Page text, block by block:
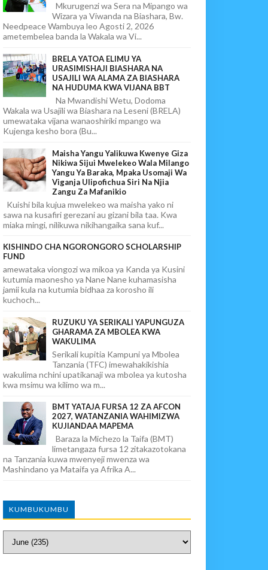
Mkurugenzi wa Sera na Mipango wa
Wizara ya Viwanda na Biashara, Bw.
Needpeace Wambuya leo Agosti 2, 2026
ametembelea banda la Wakala wa Vi...
BRELA YATOA ELIMU YA
URASIMISHAJI BIASHARA NA
USAJILI WA ALAMA ZA BIASHARA
NA HUDUMA KWA VIJANA BBT
Na Mwandishi Wetu, Dodoma
Wakala wa Usajili wa Biashara na Leseni (BRELA)
umewataka vijana wanaoshiriki mpango wa
Kujenga kesho bora (Bu...
Maisha Yangu Yalikuwa Kwenye Giza
Nikiwa Sijui Mwelekeo Wala Milango
Yangu Ya Baraka, Mpaka Usomaji Wa
Viganja Ulipofichua Siri Na Njia
Zangu Za Mafanikio
Kuishi bila kujua mwelekeo wa maisha yako ni
sawa na kusafiri gerezani au gizani bila taa. Kwa
miaka mingi, nilikuwa nikihangaika sana kuf...
KISHINDO CHA NGORONGORO SCHOLARSHIP
FUND
amewataka viongozi wa mikoa ya Kanda ya Kusini
kutumia maonesho ya Nane Nane kuhamasisha
jamii kula na kutumia bidhaa za korosho ili
kuchoch...
RUZUKU YA SERIKALI YAPUNGUZA
GHARAMA ZA MBOLEA KWA
WAKULIMA
Serikali kupitia Kampuni ya Mbolea
Tanzania (TFC) imewahakikishia
wakulima nchini upatikanaji wa mbolea ya kutosha
kwa msimu wa kilimo wa m...
BMT YATAJA FURSA 12 ZA AFCON
2027, WATANZANIA WAHIMIZWA
KUJIANDAA MAPEMA
Baraza la Michezo la Taifa (BMT)
limetangaza fursa 12 zitakazotokana
na Tanzania kuwa mwenyeji mwenza wa
Mashindano ya Mataifa ya Afrika A...
KUMBUKUMBU